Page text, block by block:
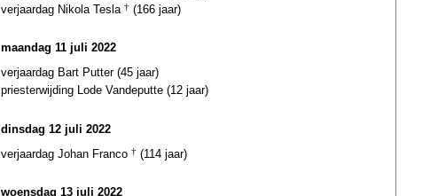
verjaardag Nikola Tesla † (166 jaar)
maandag 11 juli 2022
verjaardag Bart Putter (45 jaar)
priesterwijding Lode Vandeputte (12 jaar)
dinsdag 12 juli 2022
verjaardag Johan Franco † (114 jaar)
woensdag 13 juli 2022